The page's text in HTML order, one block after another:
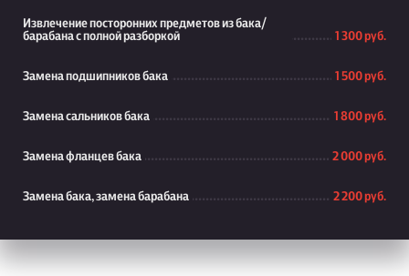
Извлечение посторонних предметов из бака/
барабана с полной разборкой
1 300 руб.
Замена подшипников бака 1 500 руб.
Замена сальников бака 1 800 руб.
Замена фланцев бака 2 000 руб.
Замена бака, замена барабана 2 200 руб.